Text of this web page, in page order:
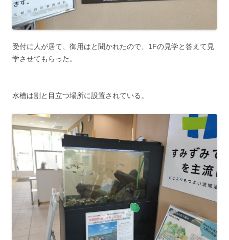
受付に人が居て、御用はと聞かれたので、1Fの見学と答えて見
学させてもらった。
水槽は割と目立つ場所に設置されている。